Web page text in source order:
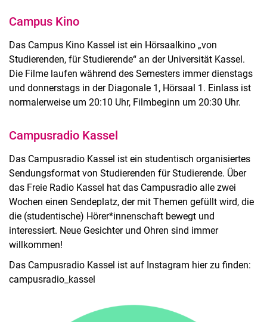
Campus Kino
Das Campus Kino Kassel ist ein Hörsaalkino „von
Studierenden, für Studierende“ an der Universität Kassel.
Die Filme laufen während des Semesters immer dienstags
und donnerstags in der Diagonale 1, Hörsaal 1. Einlass ist
normalerweise um 20:10 Uhr, Filmbeginn um 20:30 Uhr.
Campusradio Kassel
Das Campusradio Kassel ist ein studentisch organisiertes
Sendungsformat von Studierenden für Studierende. Über
das Freie Radio Kassel hat das Campusradio alle zwei
Wochen einen Sendeplatz, der mit Themen gefüllt wird, die
die (studentische) Hörer*innenschaft bewegt und
interessiert. Neue Gesichter und Ohren sind immer
willkommen!
Das Campusradio Kassel ist auf Instagram hier zu finden:
campusradio_kassel